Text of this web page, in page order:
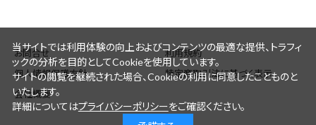
お問合せ
利用規約
個人情報保護方針
特定商取引法に基づく表示
会社概要
当サイトでは利用体験の向上およびコンテンツの最適な提供、トラフィ
ックの分析を目的としてCookieを使用しています。
サイトの閲覧を継続された場合、Cookieの利用に同意したことものと
いたします。
詳細についてはプライバシーポリシーをご確認ください。